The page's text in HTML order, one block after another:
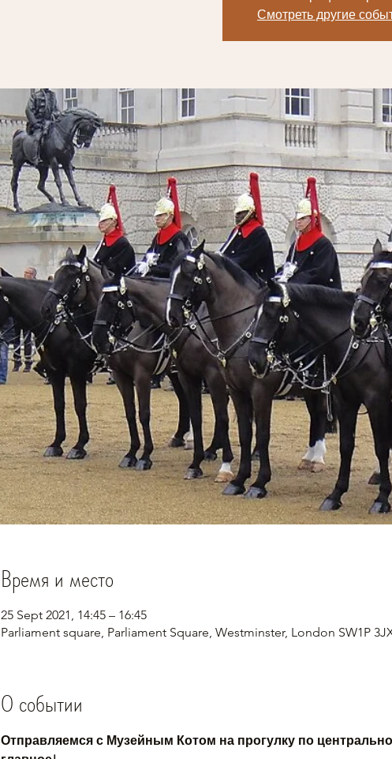
Смотреть другие
Время и место
25 Sept 2021, 14:45 – 16:45
Parliament square, Parliament Square, Westminster, London SW1P
О событии
Отправляемся с Музейным Котом на прогулку по